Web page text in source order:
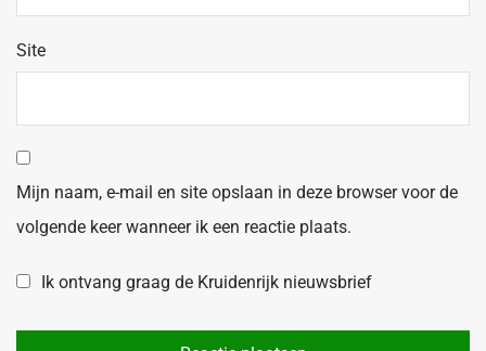
Site
Mijn naam, e-mail en site opslaan in deze browser voor de
volgende keer wanneer ik een reactie plaats.
Ik ontvang graag de Kruidenrijk nieuwsbrief